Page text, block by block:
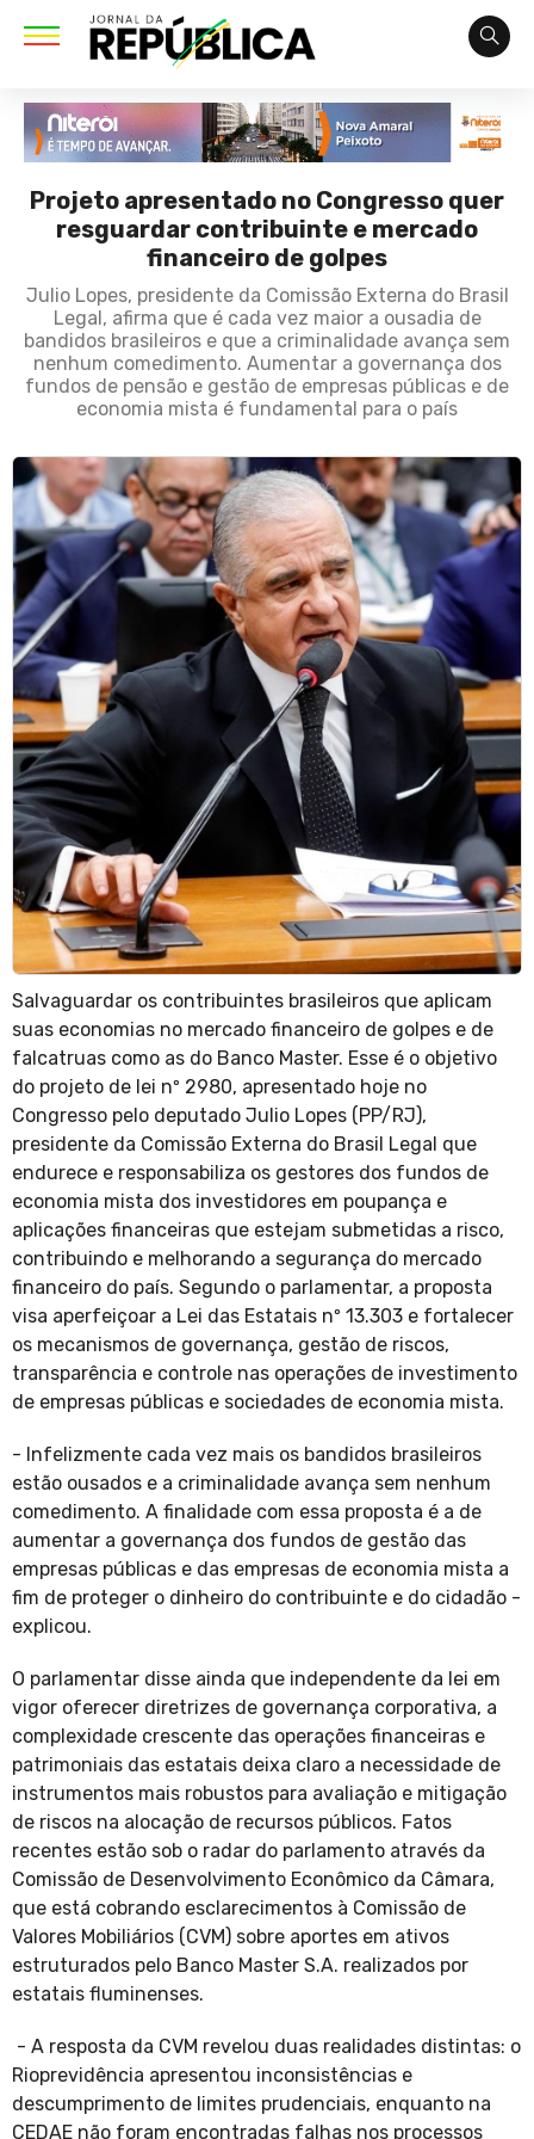
Projeto apresentado no Congresso quer
resguardar contribuinte e mercado
financeiro de golpes
Julio Lopes, presidente da Comissão Externa do Brasil
Legal, afirma que é cada vez maior a ousadia de
bandidos brasileiros e que a criminalidade avança sem
nenhum comedimento. Aumentar a governança dos
fundos de pensão e gestão de empresas públicas e de
economia mista é fundamental para o país
Salvaguardar os contribuintes brasileiros que aplicam
suas economias no mercado financeiro de golpes e de
falcatruas como as do Banco Master. Esse é o objetivo
do projeto de lei nº 2980, apresentado hoje no
Congresso pelo deputado Julio Lopes (PP/RJ),
presidente da Comissão Externa do Brasil Legal que
endurece e responsabiliza os gestores dos fundos de
economia mista dos investidores em poupança e
aplicações financeiras que estejam submetidas a risco,
contribuindo e melhorando a segurança do mercado
financeiro do país. Segundo o parlamentar, a proposta
visa aperfeiçoar a Lei das Estatais nº 13.303 e fortalecer
os mecanismos de governança, gestão de riscos,
transparência e controle nas operações de investimento
de empresas públicas e sociedades de economia mista.
- Infelizmente cada vez mais os bandidos brasileiros
estão ousados e a criminalidade avança sem nenhum
comedimento. A finalidade com essa proposta é a de
aumentar a governança dos fundos de gestão das
empresas públicas e das empresas de economia mista a
fim de proteger o dinheiro do contribuinte e do cidadão -
explicou.
O parlamentar disse ainda que independente da lei em
vigor oferecer diretrizes de governança corporativa, a
complexidade crescente das operações financeiras e
patrimoniais das estatais deixa claro a necessidade de
instrumentos mais robustos para avaliação e mitigação
de riscos na alocação de recursos públicos. Fatos
recentes estão sob o radar do parlamento através da
Comissão de Desenvolvimento Econômico da Câmara,
que está cobrando esclarecimentos à Comissão de
Valores Mobiliários (CVM) sobre aportes em ativos
estruturados pelo Banco Master S.A. realizados por
estatais fluminenses.
- A resposta da CVM revelou duas realidades distintas: o
Rioprevidência apresentou inconsistências e
descumprimento de limites prudenciais, enquanto na
CEDAE não foram encontradas falhas nos processos